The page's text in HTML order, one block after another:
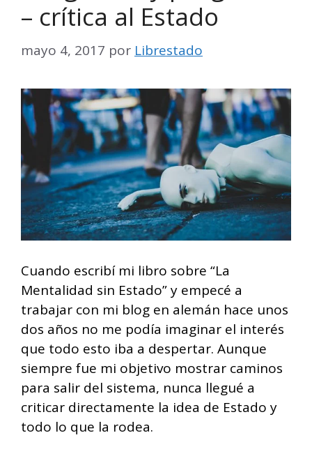
– crítica al Estado
mayo 4, 2017 por Librestado
Cuando escribí mi libro sobre “La
Mentalidad sin Estado” y empecé a
trabajar con mi blog en alemán hace unos
dos años no me podía imaginar el interés
que todo esto iba a despertar. Aunque
siempre fue mi objetivo mostrar caminos
para salir del sistema, nunca llegué a
criticar directamente la idea de Estado y
todo lo que la rodea.